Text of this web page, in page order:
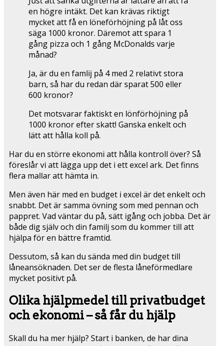
en högre intäkt. Det kan krävas riktigt
mycket att få en löneförhöjning på låt oss
säga 1000 kronor. Däremot att spara 1
gång pizza och 1 gång McDonalds varje
månad?
Ja, är du en famlij på 4 med 2 relativt stora
barn, så har du redan där sparat 500 eller
600 kronor?
Det motsvarar faktiskt en lönförhöjning på
1000 kronor efter skatt! Ganska enkelt och
lätt att hålla koll på.
Har du en större ekonomi att hålla kontroll över? Så
föreslår vi att lägga upp det i ett excel ark. Det finns
flera mallar att hämta in.
Men även här med en budget i excel är det enkelt och
snabbt. Det är samma övning som med pennan och
pappret. Vad väntar du på, sätt igång och jobba. Det är
både dig själv och din familj som du kommer till att
hjälpa för en bättre framtid.
Dessutom, så kan du sända med din budget till
låneansöknaden. Det ser de flesta låneförmedlare
mycket positivt på.
Olika hjälpmedel till privatbudget
och ekonomi – så får du hjälp
Skall du ha mer hjälp? Start i banken, de har dina